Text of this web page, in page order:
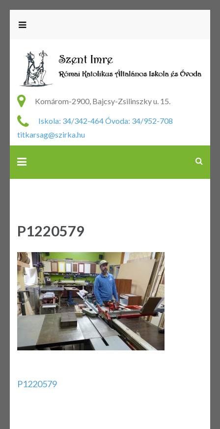
Komárom-2900, Bajcsy-Zsilinszky u. 15.
Iskola: 34/342-464 Óvoda: 34/952-708
titkarsag@szirka.hu
P1220579
Bejegyzés
P1220579